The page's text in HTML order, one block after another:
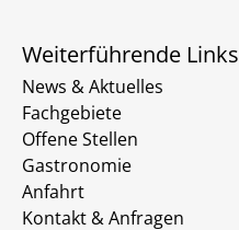
Weiterführende Links
News & Aktuelles
Fachgebiete
Offene Stellen
Gastronomie
Anfahrt
Kontakt & Anfragen